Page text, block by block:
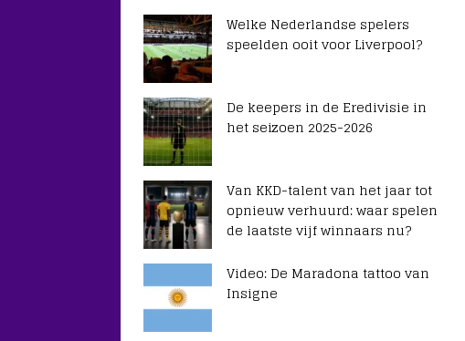
Welke Nederlandse spelers
speelden ooit voor Liverpool?
De keepers in de Eredivisie in
het seizoen 2025-2026
Van KKD-talent van het jaar tot
opnieuw verhuurd: waar spelen
de laatste vijf winnaars nu?
Video: De Maradona tattoo van
Insigne